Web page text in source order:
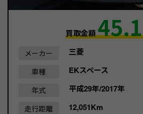
買取金額45.1
メーカー 三菱
車種 EKスペース
年式 平成29年/2017年
走行距離 12,051Km